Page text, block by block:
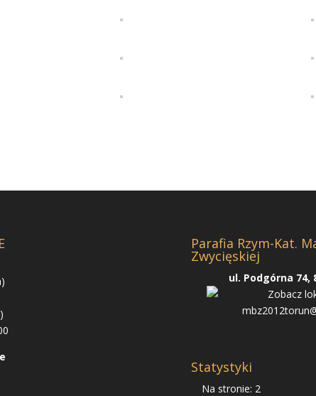
Parafia Rzym-Kat.
Zwycięskiej
ul. Podgórna 74,
Statystyki
Na stronie: 2